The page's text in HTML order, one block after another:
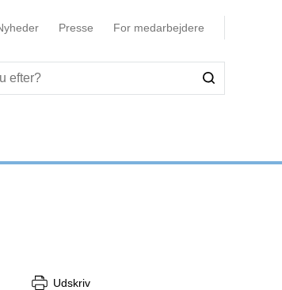
Presse For medarbejdere
Udskriv